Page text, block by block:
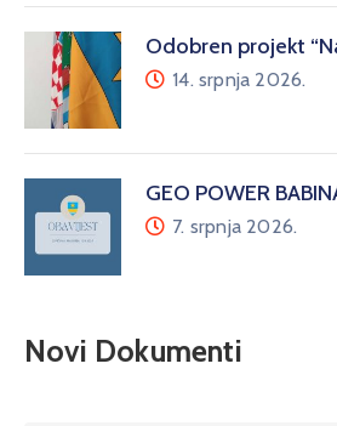
Odobren projekt
14. srpnja 2026.
GEO POWER
7. srpnja 2026.
Novi Dokumenti